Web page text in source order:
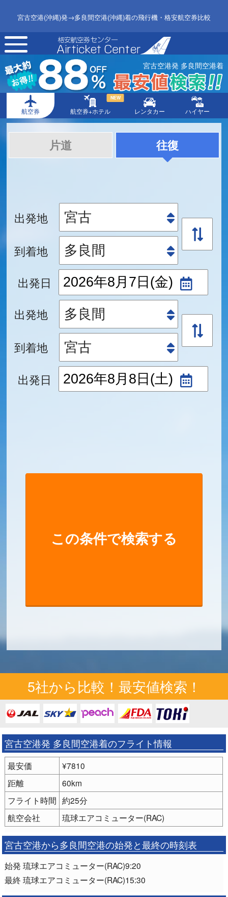
宮古空港(沖縄)発→多良間空港(沖縄)着の飛行機・格安航空券比較
toggle
navigation
宮古空港発 多良間空港着
航空券 航空券+ホテル
NEW
レンタカー ハイヤー
片道 往復
出発地
到着地
出発日
出発地
到着地
出発日
5社から比較！最安値検索！
宮古空港発 多良間空港着のフライト情報
最安価
¥7810
距離
60km
フライト時間 約25分
航空会社
琉球エアコミューター(RAC)
宮古空港から多良間空港の始発と最終の時刻表
始発 琉球エアコミューター(RAC)9:20
最終 琉球エアコミューター(RAC)15:30